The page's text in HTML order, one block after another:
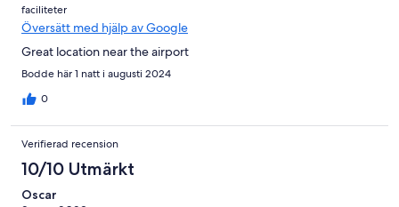
faciliteter
Översätt med hjälp av Google
Great location near the airport
Bodde här 1 natt i augusti 2024
0
Verifierad recension
10/10 Utmärkt
Oscar